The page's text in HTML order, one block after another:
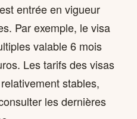
entrée en vigueur
Par exemple, le visa
valable 6 mois
Les tarifs des visas
stables,
les dernières